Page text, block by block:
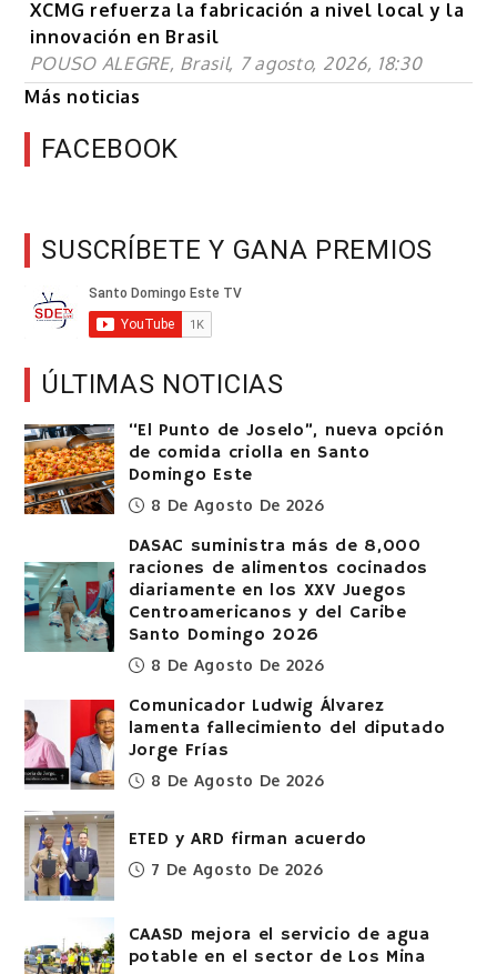
XCMG refuerza la fabricación a nivel local y la
innovación en Brasil
POUSO ALEGRE, Brasil, 7 agosto, 2026, 18:30
Más noticias
FACEBOOK
SUSCRÍBETE Y GANA PREMIOS
ÚLTIMAS NOTICIAS
“El Punto de Joselo”, nueva opción
de comida criolla en Santo
Domingo Este
8 De Agosto De 2026
DASAC suministra más de 8,000
raciones de alimentos cocinados
diariamente en los XXV Juegos
Centroamericanos y del Caribe
Santo Domingo 2026
8 De Agosto De 2026
Comunicador Ludwig Álvarez
lamenta fallecimiento del diputado
Jorge Frías
8 De Agosto De 2026
ETED y ARD firman acuerdo
7 De Agosto De 2026
CAASD mejora el servicio de agua
potable en el sector de Los Mina